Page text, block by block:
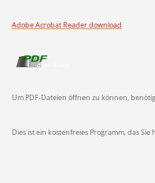
Adobe Acrobat Reader download
Um PDF-Dateien öffnen zu können,
Dies ist ein kostenfreies Programm, das